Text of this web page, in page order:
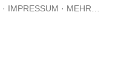
IMPRESSUM MEHR…